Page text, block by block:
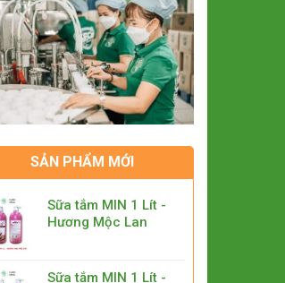
SẢN PHẨM MỚI
Sữa tắm MIN 1 Lít -
Hương Mộc Lan
Sữa tắm MIN 1 Lít -